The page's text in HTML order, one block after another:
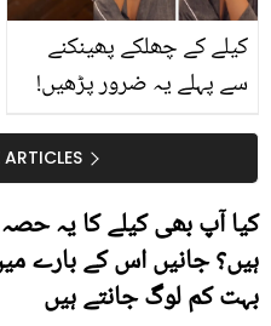
کیلے کے چھلکے پھینکنے
سے پہلے یہ ضرور پڑھیں!
سستا اور قدرتی حل
کیا آپ بھی کیلے کا یہ
ہیں؟ جانیں اس کے بارے
بہت کم لوگ جانتے ہیں